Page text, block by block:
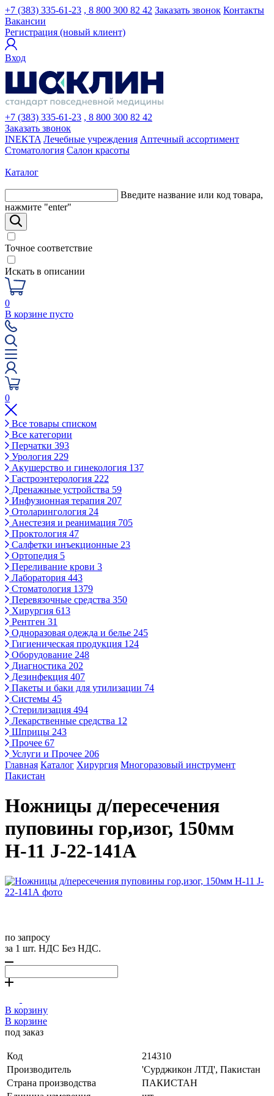
+7 (383) 335-61-23 , 8 800 300 82 42 Заказать звонок Контакты
Вакансии
Регистрация (новый клиент)
Вход
+7 (383) 335-61-23 , 8 800 300 82 42
Заказать звонок
INEKTA Лечебные учреждения Аптечный ассортимент
Стоматология Салон красоты
Каталог
Введите название или код товара,
нажмите "enter"
Точное соответствие
Искать в описании
0
В корзине пусто
0
Все товары списком
Все категории
Перчатки 393
Урология 229
Акушерство и гинекология 137
Гастроэнтерология 222
Дренажные устройства 59
Инфузионная терапия 207
Отоларингология 24
Анестезия и реанимация 705
Проктология 47
Салфетки инъекционные 23
Ортопедия 5
Переливание крови 3
Лаборатория 443
Стоматология 1379
Перевязочные средства 350
Хирургия 613
Рентген 31
Одноразовая одежда и белье 245
Гигиеническая продукция 124
Оборудование 248
Диагностика 202
Дезинфекция 407
Пакеты и баки для утилизации 74
Системы 45
Стерилизация 494
Лекарственные средства 12
Шприцы 243
Прочее 67
Услуги и Прочее 206
Главная Каталог Хирургия Многоразовый инструмент
Пакистан
Ножницы д/пересечения
пуповины гор,изог, 150мм
Н-11 J-22-141А
по запросу
за 1 шт. НДС Без НДС.
В корзину
В корзине
под заказ
Код
214310
Производитель
'Сурджикон ЛТД', Пакистан
Страна производства
ПАКИСТАН